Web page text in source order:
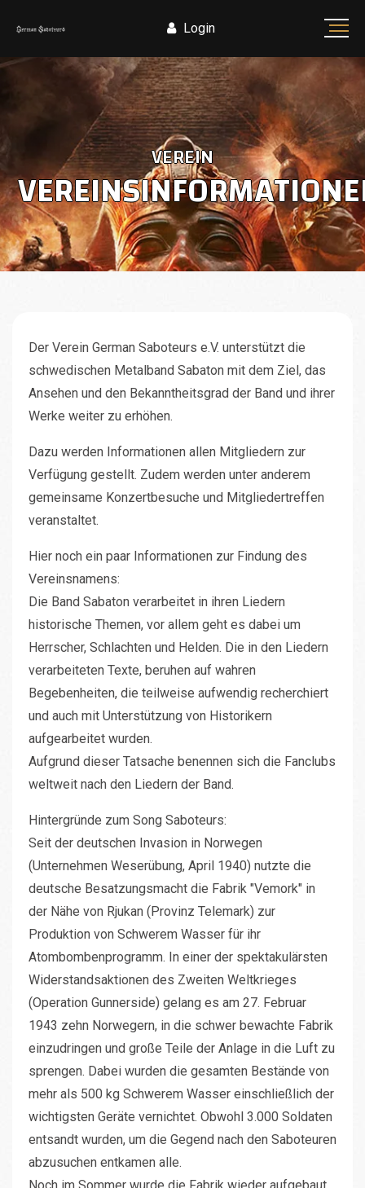
Login
VEREIN
Der Verein German Saboteurs e.V. unterstützt die
schwedischen Metalband Sabaton mit dem Ziel, das
Ansehen und den Bekanntheitsgrad der Band und ihrer
Werke weiter zu erhöhen.
Dazu werden Informationen allen Mitgliedern zur
Verfügung gestellt. Zudem werden unter anderem
gemeinsame Konzertbesuche und Mitgliedertreffen
veranstaltet.
Hier noch ein paar Informationen zur Findung des
Vereinsnamens:
Die Band Sabaton verarbeitet in ihren Liedern
historische Themen, vor allem geht es dabei um
Herrscher, Schlachten und Helden. Die in den Liedern
verarbeiteten Texte, beruhen auf wahren
Begebenheiten, die teilweise aufwendig recherchiert
und auch mit Unterstützung von Historikern
aufgearbeitet wurden.
Aufgrund dieser Tatsache benennen sich die Fanclubs
weltweit nach den Liedern der Band.
Hintergründe zum Song Saboteurs:
Seit der deutschen Invasion in Norwegen
(Unternehmen Weserübung, April 1940) nutzte die
deutsche Besatzungsmacht die Fabrik "Vemork" in
der Nähe von Rjukan (Provinz Telemark) zur
Produktion von Schwerem Wasser für ihr
Atombombenprogramm. In einer der spektakulärsten
Widerstandsaktionen des Zweiten Weltkrieges
(Operation Gunnerside) gelang es am 27. Februar
1943 zehn Norwegern, in die schwer bewachte Fabrik
einzudringen und große Teile der Anlage in die Luft zu
sprengen. Dabei wurden die gesamten Bestände von
mehr als 500 kg Schwerem Wasser einschließlich der
wichtigsten Geräte vernichtet. Obwohl 3.000 Soldaten
entsandt wurden, um die Gegend nach den Saboteuren
abzusuchen entkamen alle.